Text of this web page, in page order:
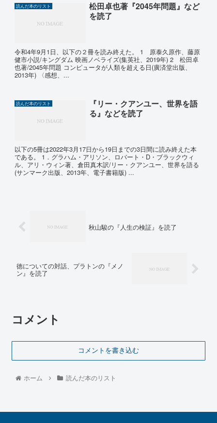
読んだ本のリスト
松田卓也著『2045年問題』など
を読了
令和4年9月1日、以下の２冊を読み終えた。 1 原泰久原作、藤原
健市小説/キングダム 映画ノベライズ(集英社、2019年) 2 松田卓
也著/2045年問題 コンピュータが人類を超える日(廣済堂出版、
2013年) 〈感想、...
読んだ本のリスト
『リー・クアンユー、世界を語
る』などを読了
以下の5冊は2022年3月17日から19日までの3日間に読み終えた本
である。 1．グラハム・アリソン、ロバート・D・ブラックウィ
ル、アリ・ウィン著、倉田真木訳/リー・クアンユー、世界を語る
(サンマーク出版、2013年、電子書籍版) ...
秋山駿の『人生の検証』を読了
徳についての対話、プラトンの『メノ
ン』を読了
コメント
コメントを書き込む
ホーム 読んだ本のリスト